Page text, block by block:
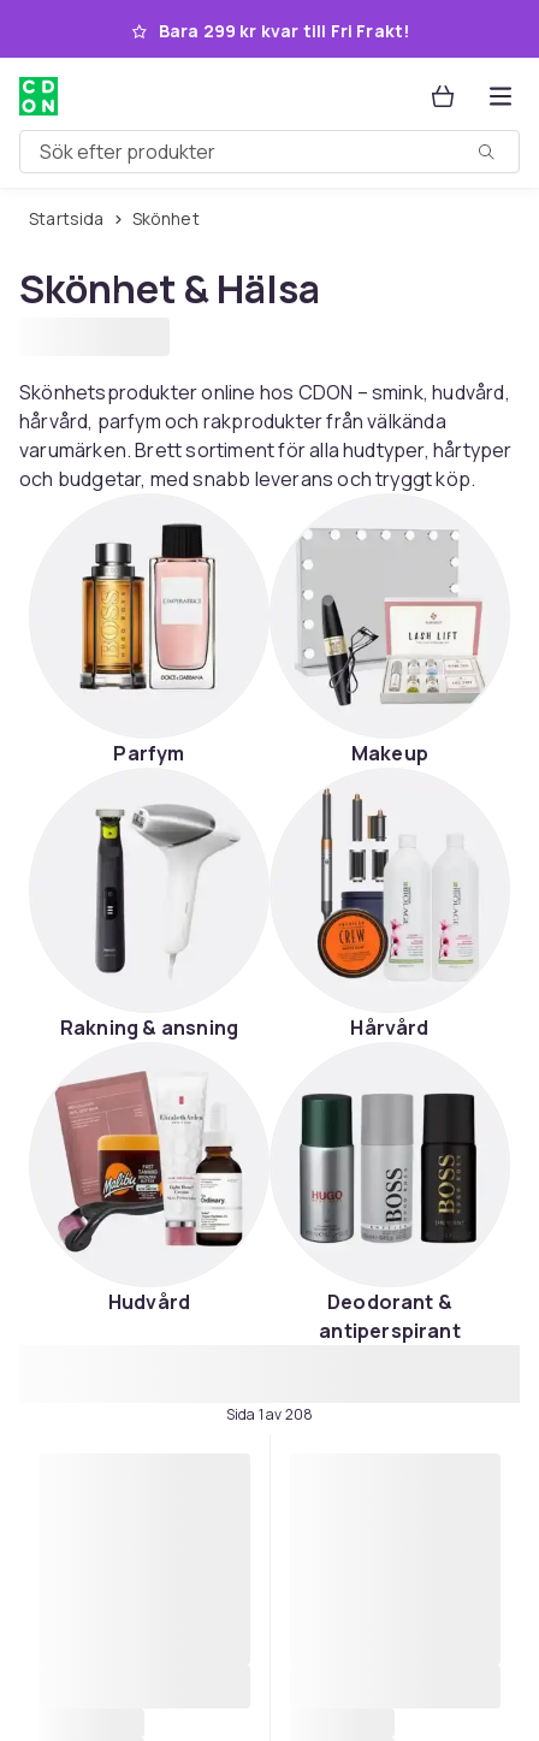
Hoppa till huvudinnehållet
Bara 299 kr kvar till Fri Frakt!
Sök efter produkter
Startsida Skönhet
Skönhet & Hälsa
Skönhetsprodukter online hos CDON – smink, hudvård,
hårvård, parfym och rakprodukter från välkända
varumärken. Brett sortiment för alla hudtyper, hårtyper
och budgetar, med snabb leverans och tryggt köp.
Parfym Makeup
Rakning & ansning Hårvård
Hudvård
Deodorant &
antiperspirant
Sida 1 av 208